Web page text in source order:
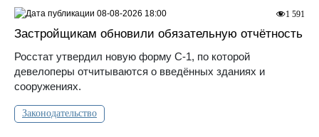
Застройщикам обновили обязательную отчётность
Росстат утвердил новую форму С-1, по которой
девелоперы отчитываются о введённых зданиях и
сооружениях.
Законодательство
1 591
08-08-2026 18:00